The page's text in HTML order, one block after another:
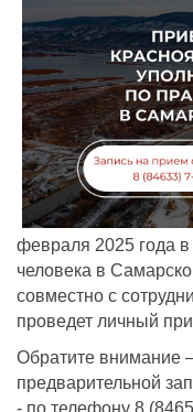
февраля 2025 года
человека в
совместно с
проведет личный
Обратите внимание
предварительной
- по телефону 8